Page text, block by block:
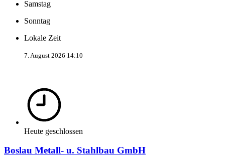
Samstag
Sonntag
Lokale Zeit
7. August 2026 14:10
Heute geschlossen
Boslau Metall- u. Stahlbau GmbH